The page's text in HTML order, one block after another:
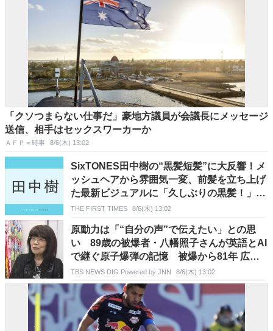
「クソつまらない仕事だ」豪地方議員が会議長にメッセージ
送信、相手はセックスワーカーか
ＡＦＰ＝時事 8/6(木) 13:02
SixTONES田中樹の“黒髪短髪”に大反響！メ
ッシュヘアから雰囲気一変、前髪を立ち上げ
た最新ビジュアルに「久しぶりの黒髪！」
「破壊力やばい」「どタイプ」「ドラマ仕様
THE FIRST TIMES 8/6(木) 13:02
原動力は「“自分の声”で伝えたい」との思
い 89歳の被爆者・八幡照子さんが英語とAI
で継ぐ原子爆弾の記憶 被爆から81年 広島
「原爆の日」
TBS NEWS DIG Powered by JNN 8/6(木) 13:02